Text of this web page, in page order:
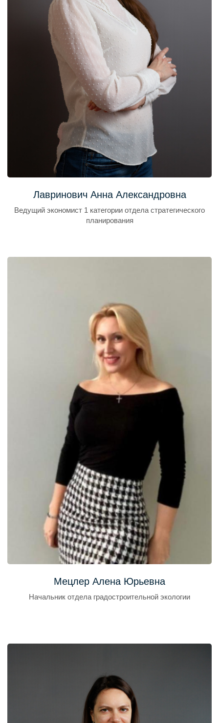
Лавринович Анна Александровна
Ведущий экономист 1 категории отдела стратегического
планирования
Мецлер Алена Юрьевна
Начальник отдела градостроительной экологии